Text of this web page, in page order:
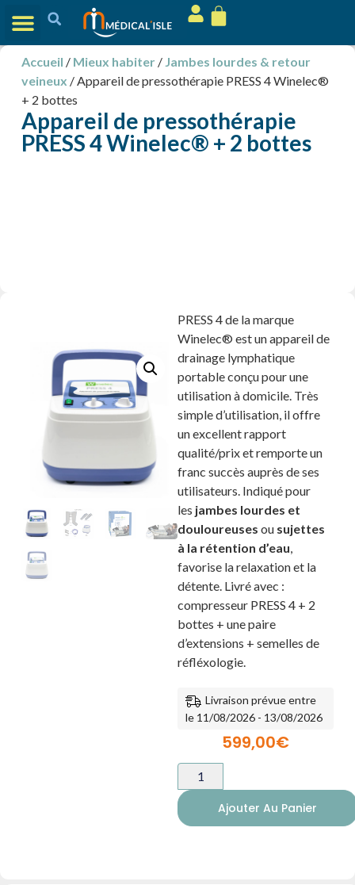
Accueil / Mieux habiter/ Jambes lourdes & retour
veineux / Appareil de pressothérapie PRESS 4 Winelec®
+ 2 bottes
Appareil de pressothérapie
PRESS 4 Winelec® + 2 bottes
PRESS 4 de la marque
Winelec® est un appareil de
drainage lymphatique
portable conçu pour une
utilisation à domicile. Très
simple d’utilisation, il offre
un excellent rapport
qualité/prix et remporte un
franc succès auprès de ses
utilisateurs. Indiqué pour
les jambes lourdes et
douloureuses ou sujettes
à la rétention d’eau,
favorise la relaxation et la
détente. Livré avec :
compresseur PRESS 4 + 2
bottes + une paire
d’extensions + semelles de
réfléxologie.
Livraison prévue entre
le 11/08/2026 - 13/08/2026
599,00€
Ajouter Au Panier